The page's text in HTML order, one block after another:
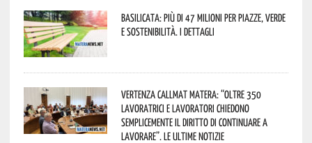
Basilicata: più di 47 milioni per piazze, verde
e sostenibilità. I dettagli
Vertenza CallMat Matera: “Oltre 350
lavoratrici e lavoratori chiedono
semplicemente il diritto di continuare a
lavorare”. Le ultime notizie